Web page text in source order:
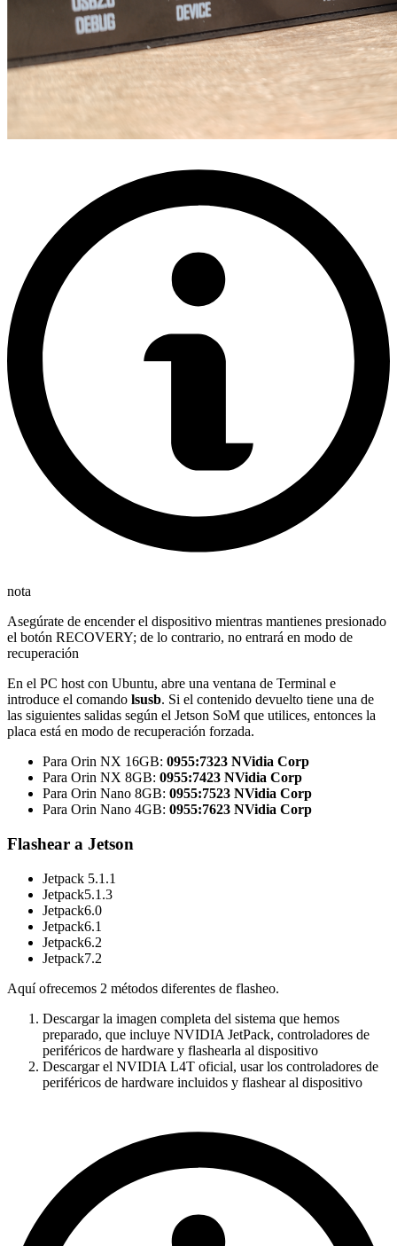
nota
Asegúrate de encender el dispositivo mientras mantienes presionado
el botón RECOVERY; de lo contrario, no entrará en modo de
recuperación
En el PC host con Ubuntu, abre una ventana de Terminal e
introduce el comando lsusb. Si el contenido devuelto tiene una de
las siguientes salidas según el Jetson SoM que utilices, entonces la
placa está en modo de recuperación forzada.
Para Orin NX 16GB: 0955:7323 NVidia Corp
Para Orin NX 8GB: 0955:7423 NVidia Corp
Para Orin Nano 8GB: 0955:7523 NVidia Corp
Para Orin Nano 4GB: 0955:7623 NVidia Corp
Flashear a Jetson
Jetpack 5.1.1
Jetpack5.1.3
Jetpack6.0
Jetpack6.1
Jetpack6.2
Jetpack7.2
Aquí ofrecemos 2 métodos diferentes de flasheo.
Descargar la imagen completa del sistema que hemos
preparado, que incluye NVIDIA JetPack, controladores de
periféricos de hardware y flashearla al dispositivo
Descargar el NVIDIA L4T oficial, usar los controladores de
periféricos de hardware incluidos y flashear al dispositivo